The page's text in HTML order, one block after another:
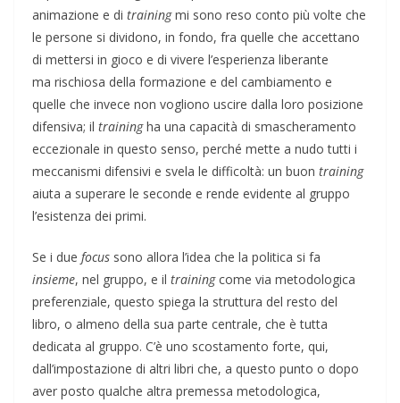
animazione e di trainingmi sono reso conto più volte che
le persone si dividono, in fondo, fra quelle che accettano
di mettersi in gioco e di vivere l’esperienza liberante
ma rischiosa della formazione e del cambiamento e
quelle che invece non vogliono uscire dalla loro posizione
difensiva; il trainingha una capacità di smascheramento
eccezionale in questo senso, perché mette a nudo tutti i
meccanismi difensivi e svela le difficoltà: un buon training
aiuta a superare le seconde e rende evidente al gruppo
l’esistenza dei primi.
Se i due focus sono allora l’idea che la politica si fa
insieme, nel gruppo, e il trainingcome via metodologica
preferenziale, questo spiega la struttura del resto del
libro, o almeno della sua parte centrale, che è tutta
dedicata al gruppo. C’è uno scostamento forte, qui,
dall’impostazione di altri libri che, a questo punto o dopo
aver posto qualche altra premessa metodologica,